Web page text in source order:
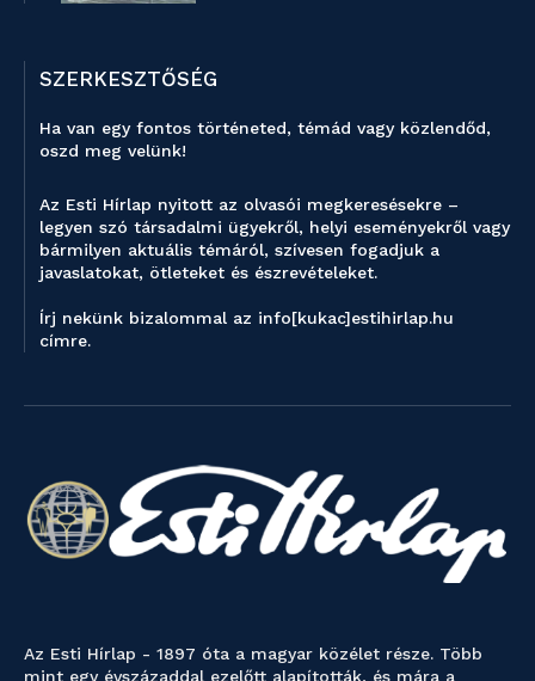
SZERKESZTŐSÉG
Ha van egy fontos történeted, témád vagy közlendőd,
oszd meg velünk!
Az Esti Hírlap nyitott az olvasói megkeresésekre –
legyen szó társadalmi ügyekről, helyi eseményekről vagy
bármilyen aktuális témáról, szívesen fogadjuk a
javaslatokat, ötleteket és észrevételeket.
Írj nekünk bizalommal az info[kukac]estihirlap.hu
címre.
Az Esti Hírlap - 1897 óta a magyar közélet része. Több
mint egy évszázaddal ezelőtt alapították, és mára a